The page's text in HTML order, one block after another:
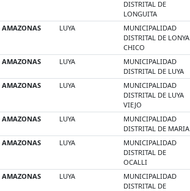
DISTRITAL DE
LONGUITA
AMAZONAS LUYA
MUNICIPALIDAD
DISTRITAL DE LONYA
CHICO
AMAZONAS LUYA
MUNICIPALIDAD
DISTRITAL DE LUYA
AMAZONAS LUYA
MUNICIPALIDAD
DISTRITAL DE LUYA
VIEJO
AMAZONAS LUYA
MUNICIPALIDAD
DISTRITAL DE MARIA
AMAZONAS LUYA
MUNICIPALIDAD
DISTRITAL DE
OCALLI
AMAZONAS LUYA
MUNICIPALIDAD
DISTRITAL DE